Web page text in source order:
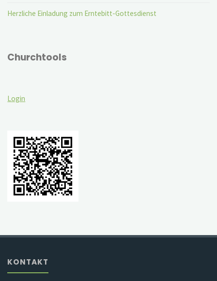
Herzliche Einladung zum Erntebitt-Gottesdienst
Churchtools
Login
KONTAKT